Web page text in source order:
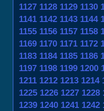
1127 1128 1129 1130
1141 1142 1143 1144
1155 1156 1157 1158
1169 1170 1171 1172
1183 1184 1185 1186
1197 1198 1199 1200
1211 1212 1213 1214
1225 1226 1227 1228
1239 1240 1241 1242